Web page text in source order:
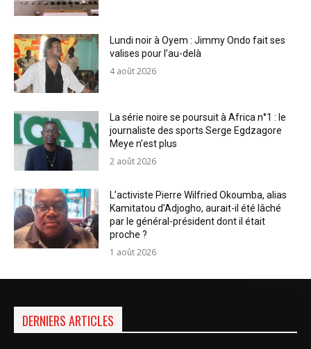
Lundi noir à Oyem : Jimmy Ondo fait ses
valises pour l’au-delà
4 août 2026
La série noire se poursuit à Africa n°1 : le
journaliste des sports Serge Egdzagore
Meye n’est plus
2 août 2026
L’activiste Pierre Wilfried Okoumba, alias
Kamitatou d’Adjogho, aurait-il été lâché
par le général-président dont il était
proche ?
1 août 2026
DERNIERS ARTICLES